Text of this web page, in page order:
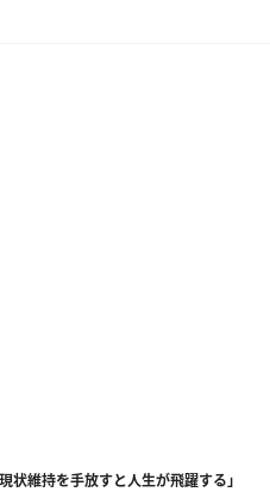
状維持を手放すと人生が飛躍する」